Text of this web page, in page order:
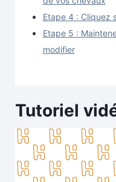
Etape 4 : Cliquez
Etape 5 :
modifier
Tutoriel